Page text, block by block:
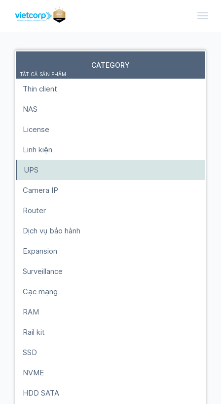
CATEGORY
TẤT CẢ SẢN PHẨM
Thin client
NAS
License
Linh kiện
UPS
Camera IP
Router
Dịch vụ bảo hành
Expansion
Surveillance
Cạc mạng
RAM
Rail kit
SSD
NVME
HDD SATA